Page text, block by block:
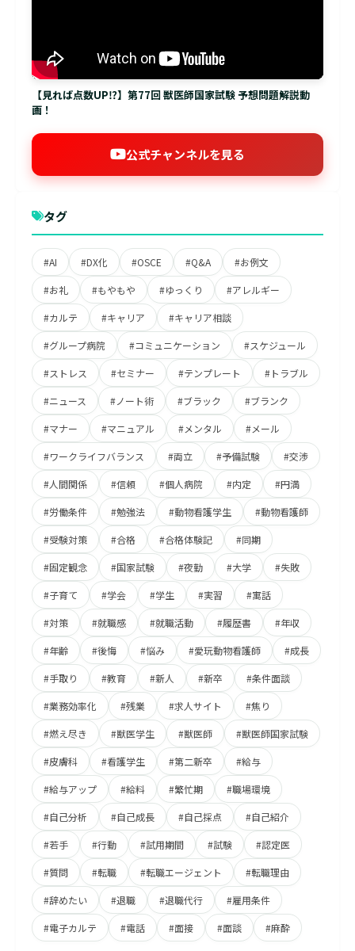
【見れば点数UP⁉】第77回 獣医師国家試験 予想問題解説動
画！
公式チャンネルを見る
タグ
#AI #DX化 #OSCE #Q&A #お例文
#お礼 #もやもや #ゆっくり #アレルギー
#カルテ #キャリア #キャリア相談
#グループ病院 #コミュニケーション #スケジュール
#ストレス #セミナー #テンプレート #トラブル
#ニュース #ノート術 #ブラック #ブランク
#マナー #マニュアル #メンタル #メール
#ワークライフバランス #両立 #予備試験 #交渉
#人間関係 #信頼 #個人病院 #内定 #円満
#労働条件 #勉強法 #動物看護学生 #動物看護師
#受験対策 #合格 #合格体験記 #同期
#固定観念 #国家試験 #夜勤 #大学 #失敗
#子育て #学会 #学生 #実習 #寓話
#対策 #就職感 #就職活動 #履歴書 #年収
#年齢 #後悔 #悩み #愛玩動物看護師 #成長
#手取り #教育 #新人 #新卒 #条件面談
#業務効率化 #残業 #求人サイト #焦り
#燃え尽き #獣医学生 #獣医師 #獣医師国家試験
#皮膚科 #看護学生 #第二新卒 #給与
#給与アップ #給料 #繁忙期 #職場環境
#自己分析 #自己成長 #自己採点 #自己紹介
#若手 #行動 #試用期間 #試験 #認定医
#質問 #転職 #転職エージェント #転職理由
#辞めたい #退職 #退職代行 #雇用条件
#電子カルテ #電話 #面接 #面談 #麻酔